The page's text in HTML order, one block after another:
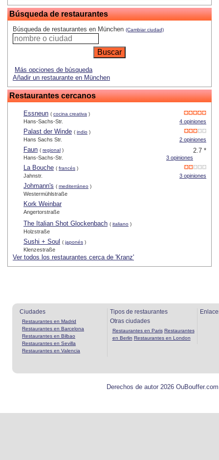
Búsqueda de restaurantes
Búsqueda de restaurantes en München (Cambiar ciudad)
Más opciones de búsqueda
Añadir un restaurante en München
Restaurantes cercanos
Essneun ( cocina creativa )
4 opiniones
Hans-Sachs-Str.
Palast der Winde ( indio )
2 opiniones
Hans Sachs Str.
2.7 *
Faun ( regional )
3 opiniones
Hans-Sachs-Str.
La Bouche ( francés )
3 opiniones
Jahnstr.
Johmann's ( mediterráneo )
Westermühlstraße
Kork Weinbar
Angertorstraße
The Italian Shot Glockenbach ( italiano )
Holzstraße
Sushi + Soul ( japonés )
Klenzestraße
Ver todos los restaurantes cerca de 'Kranz'
Ciudades
Restaurantes en Madrid
Restaurantes en Barcelona
Restaurantes en Bilbao
Restaurantes en Sevilla
Restaurantes en Valencia
Tipos de restaurantes
Otras ciudades
Restaurantes en Paris Restaurantes
en Berlin Restaurantes en London
Derechos de autor 2026